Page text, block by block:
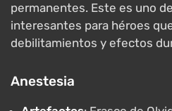
permanentes. Este es uno
interesantes para héroes
debilitamientos y efectos
Anestesia